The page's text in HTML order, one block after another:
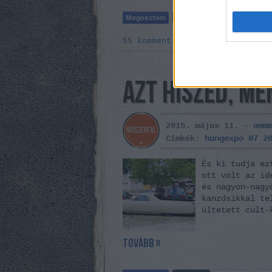
55 komment
AZT HISZED,
2015. május 11. - ommm
Címkék:
hungexpo 07
És ki tudja
ott volt az idei
és nagyon-
kanzdsikkal
ültetett cult-
tovább »